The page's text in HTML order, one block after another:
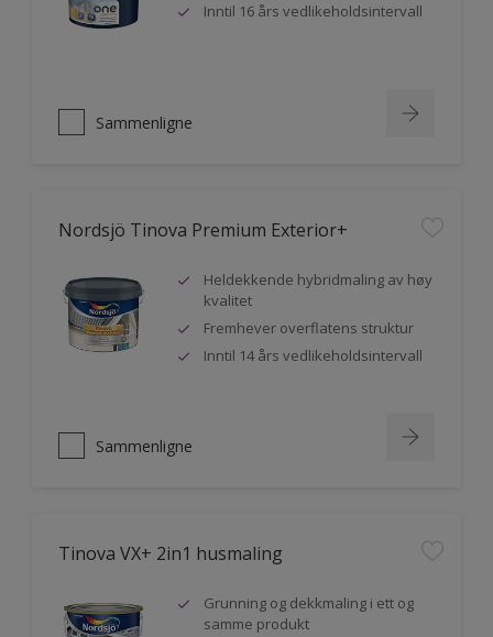
Inntil 16 års vedlikeholdsintervall
Sammenligne
Nordsjö Tinova Premium Exterior+
Heldekkende hybridmaling av høy
kvalitet
Fremhever overflatens struktur
Inntil 14 års vedlikeholdsintervall
Sammenligne
Tinova VX+ 2in1 husmaling
Grunning og dekkmaling i ett og
samme produkt